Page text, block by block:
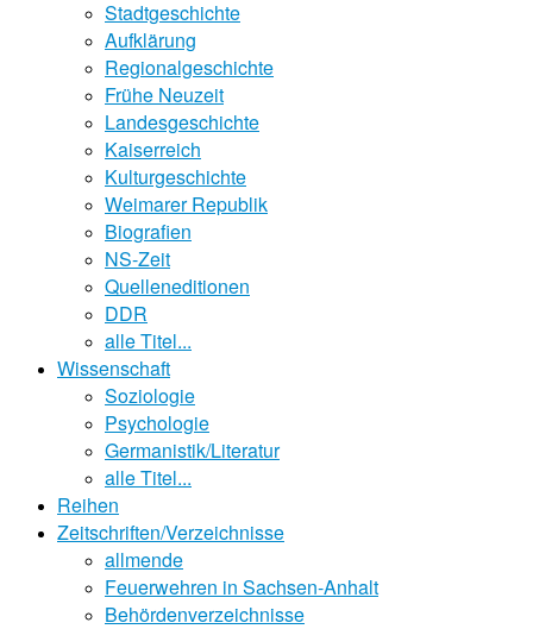
Stadtgeschichte
Aufklärung
Regionalgeschichte
Frühe Neuzeit
Landesgeschichte
Kaiserreich
Kulturgeschichte
Weimarer Republik
Biografien
NS-Zeit
Quelleneditionen
DDR
alle Titel...
Wissenschaft
Soziologie
Psychologie
Germanistik/Literatur
alle Titel...
Reihen
Zeitschriften/Verzeichnisse
allmende
Feuerwehren in Sachsen-Anhalt
Behördenverzeichnisse